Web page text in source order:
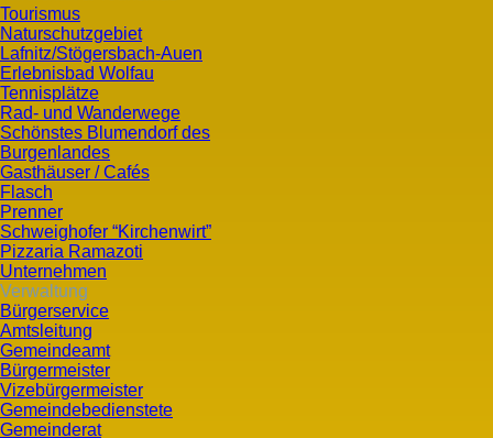
Tourismus
Naturschutzgebiet
Lafnitz/Stögersbach-Auen
Erlebnisbad Wolfau
Tennisplätze
Rad- und Wanderwege
Schönstes Blumendorf des
Burgenlandes
Gasthäuser / Cafés
Flasch
Prenner
Schweighofer “Kirchenwirt”
Pizzaria Ramazoti
Unternehmen
Verwaltung
Bürgerservice
Amtsleitung
Gemeindeamt
Bürgermeister
Vizebürgermeister
Gemeindebedienstete
Gemeinderat